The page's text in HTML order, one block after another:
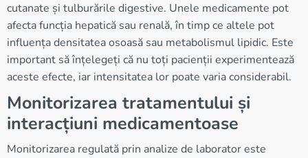
cutanate și tulburările digestive. Unele medicamente pot
afecta funcția hepatică sau renală, în timp ce altele pot
influența densitatea osoasă sau metabolismul lipidic. Este
important să înțelegeți că nu toți pacienții experimentează
aceste efecte, iar intensitatea lor poate varia considerabil.
Monitorizarea tratamentului și
interacțiuni medicamentoase
Monitorizarea regulată prin analize de laborator este